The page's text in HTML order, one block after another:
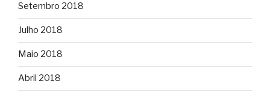
Setembro 2018
Julho 2018
Maio 2018
Abril 2018